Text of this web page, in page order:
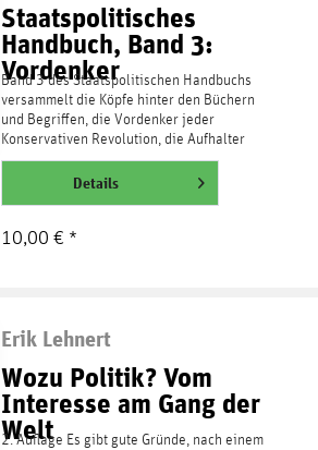
Staatspolitisches
Handbuch, Band 3:
Vordenker
Band 3 des Staatspolitischen Handbuchs
versammelt die Köpfe hinter den Büchern
und Begriffen, die Vordenker jeder
Konservativen Revolution, die Aufhalter
und Widerborste,...
weiterlesenDetails
10,00 € *
Erik Lehnert
Wozu Politik? Vom
Interesse am Gang der
Welt
2. Auflage Es gibt gute Gründe, nach einem